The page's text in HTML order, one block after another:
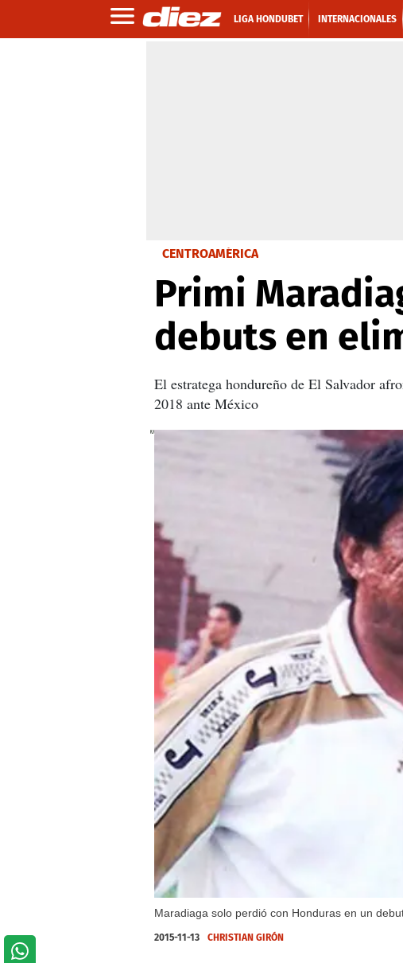
LIGA HONDUBET INTERNACIONALES
CENTROAMÉRICA
Primi
debuts en
El estratega hondureño de El Salvador
2018 ante México
Maradiaga solo perdió con Honduras en un
X
2015-11-13 CHRISTIAN GIRÓN